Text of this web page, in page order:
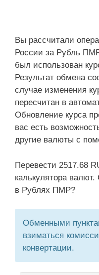
Вы рассчитали
России за Рубль
был использован
Результат обмена
случае изменения
пересчитан в
Обновление курса
вас есть
другие валюты с
Перевести 2517.68
калькулятора
в Рублях ПМР?
Обменными
взиматься
конвертации.